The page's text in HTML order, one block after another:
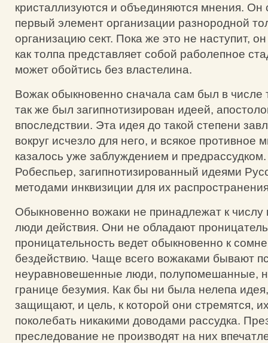
кристаллизуются и объединяются мнения. Он
первый элемент организации разнородной
организацию сект. Пока же это не наступит,
как толпа представляет собой раболепное
может обойтись без властелина.
Вожак обыкновенно сначала сам был в числе
так же был загипнотизирован идеей,
впоследствии. Эта идея до такой степени
вокруг исчезло для него, и всякое противное
казалось уже заблуждением и
Робеспьер, загипнотизированный идеями
методами инквизиции для их
Обыкновенно вожаки не принадлежат к числу
люди действия. Они не обладают
проницательность ведет обыкновенно к
бездействию. Чаще всего вожаками бывают
неуравновешенные люди, полупомешанные,
границе безумия. Как бы ни была нелепа
защищают, и цель, к которой они стремятся,
поколебать никакими доводами рассудка.
преследование не производят на них